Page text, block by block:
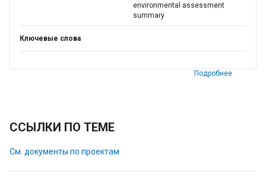
environmental assessment
summary
Ключевые слова
Подробнее
ССЫЛКИ ПО ТЕМЕ
См. документы по проектам